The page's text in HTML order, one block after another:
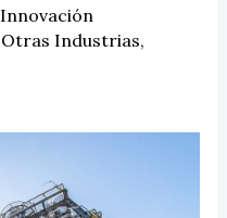
Innovación
Otras Industrias,